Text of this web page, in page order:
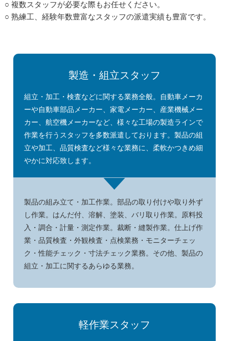
○ 複数スタッフが必要な際もお任せください。
○ 熟練工、経験年数豊富なスタッフの派遣実績も豊富です。
製造・組立スタッフ
組立・加工・検査などに関する業務全般。自動車メーカ
ーや自動車部品メーカー、家電メーカー、産業機械メー
カー、航空機メーカーなど、様々な工場の製造ラインで
作業を行うスタッフを多数派遣しております。製品の組
立や加工、品質検査など様々な業務に、柔軟かつきめ細
やかに対応致します。
製品の組み立て・加工作業。部品の取り付けや取り外ず
し作業。はんだ付、溶解、塗装、バリ取り作業。原料投
入・調合・計量・測定作業。裁断・縫製作業。仕上げ作
業・品質検査・外観検査・点検業務・モニターチェッ
ク・性能チェック・寸法チェック業務。その他、製品の
組立・加工に関するあらゆる業務。
軽作業スタッフ